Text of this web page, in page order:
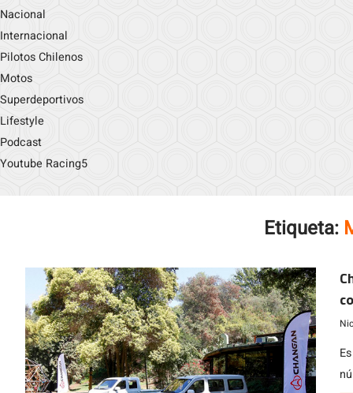
Nacional
Internacional
Pilotos Chilenos
Motos
Superdeportivos
Lifestyle
Podcast
Youtube Racing5
Etiqueta: